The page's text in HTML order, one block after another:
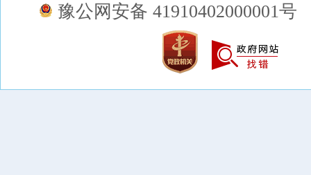
豫公网安备 41910402000001号